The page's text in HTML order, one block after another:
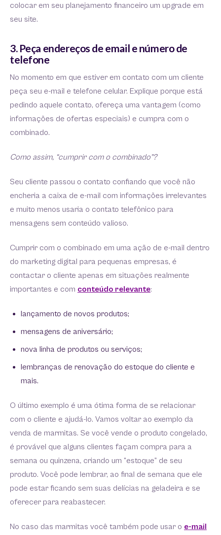
colocar em seu planejamento financeiro um upgrade em
seu site.
3. Peça endereços de email e número de
telefone
No momento em que estiver em contato com um cliente
peça seu e-mail e telefone celular. Explique porque está
pedindo aquele contato, ofereça uma vantagem (como
informações de ofertas especiais) e cumpra com o
combinado.
Como assim, “cumprir com o combinado”?
Seu cliente passou o contato confiando que você não
encheria a caixa de e-mail com informações irrelevantes
e muito menos usaria o contato telefônico para
mensagens sem conteúdo valioso.
Cumprir com o combinado em uma ação de e-mail dentro
do marketing digital para pequenas empresas, é
contactar o cliente apenas em situações realmente
importantes e com conteúdo relevante:
lançamento de novos produtos;
mensagens de aniversário;
nova linha de produtos ou serviços;
lembranças de renovação do estoque do cliente e
mais.
O último exemplo é uma ótima forma de se relacionar
com o cliente e ajudá-lo. Vamos voltar ao exemplo da
venda de marmitas. Se você vende o produto congelado,
é provável que alguns clientes façam compra para a
semana ou quinzena, criando um “estoque” de seu
produto. Você pode lembrar, ao final de semana que ele
pode estar ficando sem suas delícias na geladeira e se
oferecer para reabastecer.
No caso das marmitas você também pode usar o e-mail